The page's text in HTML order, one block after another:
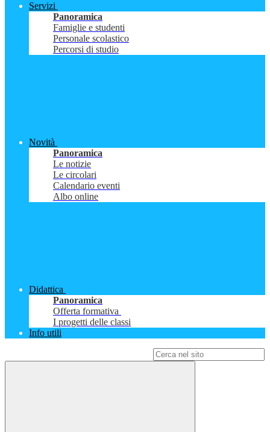
Servizi
Panoramica
Famiglie e studenti
Personale scolastico
Percorsi di studio
Novità
Panoramica
Le notizie
Le circolari
Calendario eventi
Albo online
Didattica
Panoramica
Offerta formativa
I progetti delle classi
Info utili